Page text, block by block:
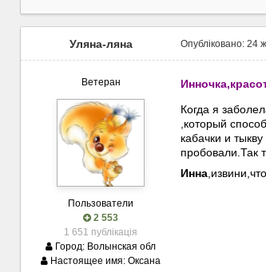
Уляна-ляна
Ветеран
Пользователи
2 553
1 651 публікація
Город: Волынская обл
Настоящее имя: Оксана
Опубліковано: 24
Когда я
,который
кабачки и
пробовали.Так
Инна